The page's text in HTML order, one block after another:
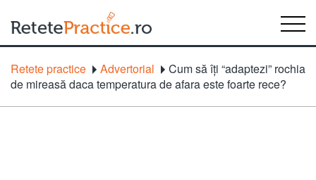
Retete practice Advertorial
Cum să îți “adaptezi” rochia
de mireasă daca temperatura de afara este foarte rece?